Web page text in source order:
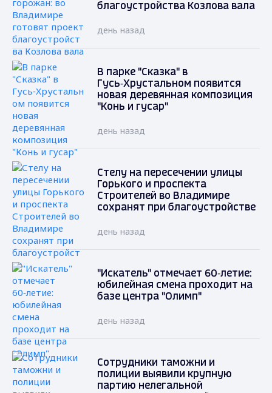
благоустройства Козлова вала
день назад
В парке "Сказка" в
Гусь‑Хрустальном появится
новая деревянная композиция
"Конь и гусар"
день назад
Стелу на пересечении улицы
Горького и проспекта
Строителей во Владимире
сохранят при благоустройстве
день назад
"Искатель" отмечает 60‑летие:
юбилейная смена проходит на
базе центра "Олимп"
день назад
Сотрудники таможни и
полиции выявили крупную
партию нелегальной